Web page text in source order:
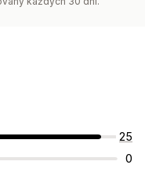
25
0